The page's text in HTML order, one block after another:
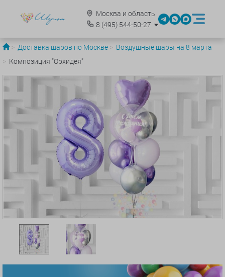
Москва и область
8 (495)544-50-27
Доставка шаров по Москве
Воздушные шары на 8 марта
Композиция "Орхидея"